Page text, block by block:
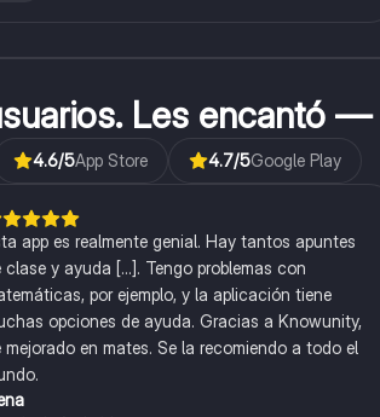
Les encantó —
4.6/5App Store 4.7/5Google Play
app es realmente genial. Hay tantos apuntes
clase y ayuda [...]. Tengo problemas con
por ejemplo, y la aplicación tiene
opciones de ayuda. Gracias a Knowunity,
mejorado en mates. Se la recomiendo a todo el